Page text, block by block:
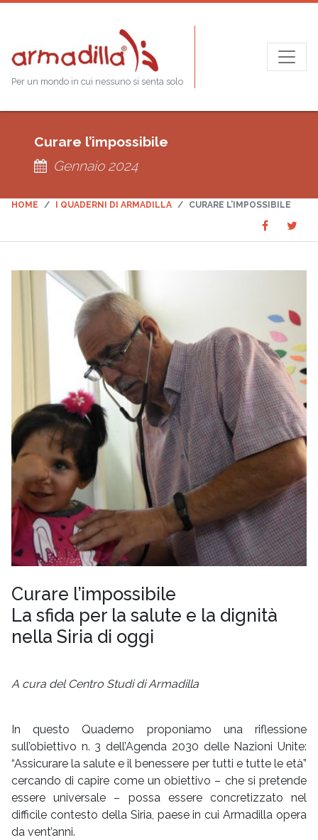
Per un mondo in cui nessuno si senta solo
Curare l’impossibile
Gennaio 2024
HOME I QUADERNI DI ARMADILLA CURARE L’IMPOSSIBILE
Share
on
on
Curare l’impossibile
La sfida per la salute e la dignità
nella Siria di oggi
A cura del Centro Studi di Armadilla
In questo Quaderno proponiamo una riflessione
sull’obiettivo n. 3 dell’Agenda 2030 delle Nazioni Unite:
“Assicurare la salute e il benessere per tutti e tutte le età”
cercando di capire come un obiettivo – che si pretende
essere universale – possa essere concretizzato nel
difficile contesto della Siria, paese in cui Armadilla opera
da vent’anni.